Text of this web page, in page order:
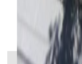
Vila Progresso
Campo Grande / MS
R$ 2.600.000,00